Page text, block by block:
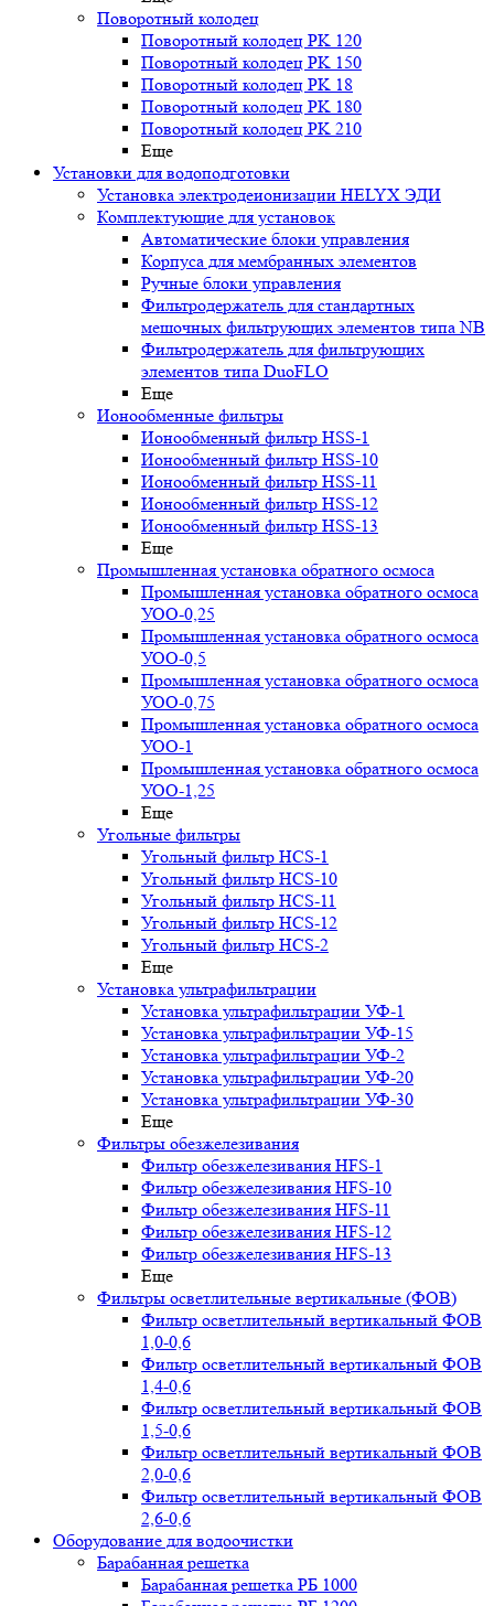
Поворотный колодец
Поворотный колодец PK 120
Поворотный колодец PK 150
Поворотный колодец PK 18
Поворотный колодец PK 180
Поворотный колодец PK 210
Еще
Установки для водоподготовки
Установка электродеионизации HELYX ЭДИ
Комплектующие для установок
Автоматические блоки управления
Корпуса для мембранных элементов
Ручные блоки управления
Фильтродержатель для стандартных
мешочных фильтрующих элементов типа NB
Фильтродержатель для фильтрующих
элементов типа DuoFLO
Еще
Ионообменные фильтры
Ионообменный фильтр HSS-1
Ионообменный фильтр HSS-10
Ионообменный фильтр HSS-11
Ионообменный фильтр HSS-12
Ионообменный фильтр HSS-13
Еще
Промышленная установка обратного осмоса
Промышленная установка обратного осмоса
УОО-0,25
Промышленная установка обратного осмоса
УОО-0,5
Промышленная установка обратного осмоса
УОО-0,75
Промышленная установка обратного осмоса
УОО-1
Промышленная установка обратного осмоса
УОО-1,25
Еще
Угольные фильтры
Угольный фильтр HСS-1
Угольный фильтр HСS-10
Угольный фильтр HСS-11
Угольный фильтр HСS-12
Угольный фильтр HСS-2
Еще
Установка ультрафильтрации
Установка ультрафильтрации УФ-1
Установка ультрафильтрации УФ-15
Установка ультрафильтрации УФ-2
Установка ультрафильтрации УФ-20
Установка ультрафильтрации УФ-30
Еще
Фильтры обезжелезивания
Фильтр обезжелезивания HFS-1
Фильтр обезжелезивания HFS-10
Фильтр обезжелезивания HFS-11
Фильтр обезжелезивания HFS-12
Фильтр обезжелезивания HFS-13
Еще
Фильтры осветлительные вертикальные (ФОВ)
Фильтр осветлительный вертикальный ФОВ
1,0-0,6
Фильтр осветлительный вертикальный ФОВ
1,4-0,6
Фильтр осветлительный вертикальный ФОВ
1,5-0,6
Фильтр осветлительный вертикальный ФОВ
2,0-0,6
Фильтр осветлительный вертикальный ФОВ
2,6-0,6
Оборудование для водоочистки
Барабанная решетка
Барабанная решетка РБ 1000